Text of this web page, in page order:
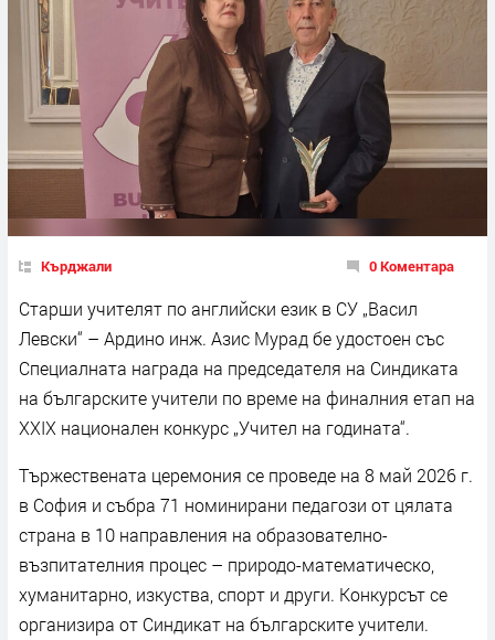
Кърджали 0 Коментара
Старши учителят по английски език в СУ „Васил
Левски“ – Ардино инж. Азис Мурад бе удостоен със
Специалната награда на председателя на Синдиката
на българските учители по време на финалния етап на
ХХІХ национален конкурс „Учител на годината“.
Тържествената церемония се проведе на 8 май 2026 г.
в София и събра 71 номинирани педагози от цялата
страна в 10 направления на образователно-
възпитателния процес – природо-математическо,
хуманитарно, изкуства, спорт и други. Конкурсът се
организира от Синдикат на българските учители.